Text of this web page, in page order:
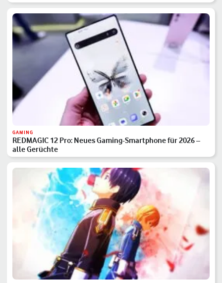
GAMING
REDMAGIC 12 Pro: Neues Gaming-Smartphone für 2026 –
alle Gerüchte